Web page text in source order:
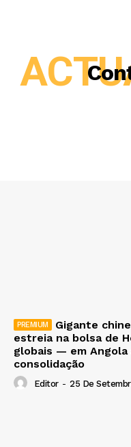
Gigante
estreia na bolsa de
globais — em Angola
consolidação
Editor - 25 De